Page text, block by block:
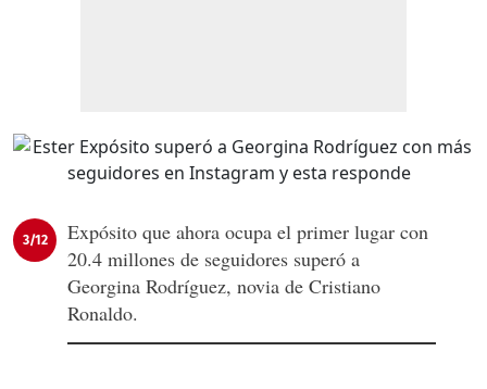
3/12
Expósito que ahora ocupa el primer lugar con
20.4 millones de seguidores superó a
Georgina Rodríguez, novia de Cristiano
Ronaldo.